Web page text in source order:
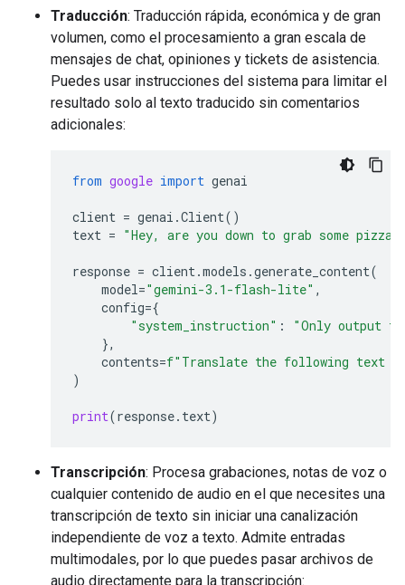
Traducción: Traducción rápida, económica y de gran
volumen, como el procesamiento a gran escala de
mensajes de chat, opiniones y tickets de asistencia.
Puedes usar instrucciones del sistema para limitar el
resultado solo al texto traducido sin comentarios
adicionales:
from google import genai
client = genai .Client()
text = "Hey, are you down to grab some
response = client.models .generate_content(
model="gemini-3.1-flash-lite" ,
config={
"system_instruction" :
"Only output
},
contents=f"Translate the following text
)
print(response. text)
Transcripción: Procesa grabaciones, notas de voz o
cualquier contenido de audio en el que necesites una
transcripción de texto sin iniciar una canalización
independiente de voz a texto. Admite entradas
multimodales, por lo que puedes pasar archivos de
audio directamente para la transcripción: